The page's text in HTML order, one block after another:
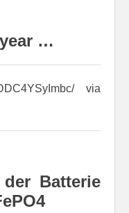
…
via
Batterie